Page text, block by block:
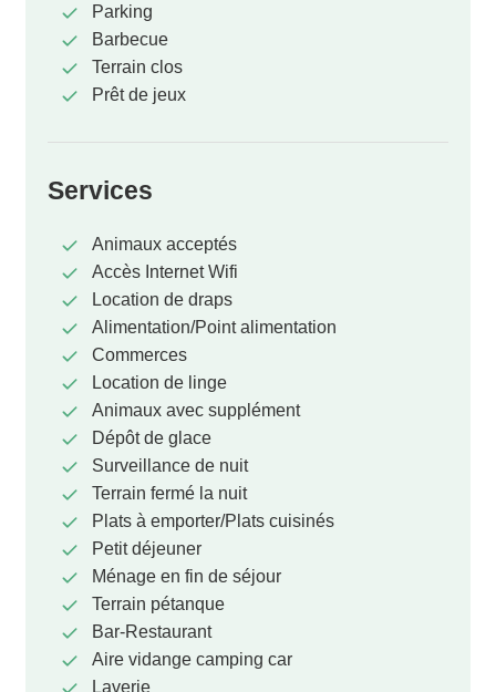
Parking
Barbecue
Terrain clos
Prêt de jeux
Services
Animaux acceptés
Accès Internet Wifi
Location de draps
Alimentation/Point alimentation
Commerces
Location de linge
Animaux avec supplément
Dépôt de glace
Surveillance de nuit
Terrain fermé la nuit
Plats à emporter/Plats cuisinés
Petit déjeuner
Ménage en fin de séjour
Terrain pétanque
Bar-Restaurant
Aire vidange camping car
Laverie